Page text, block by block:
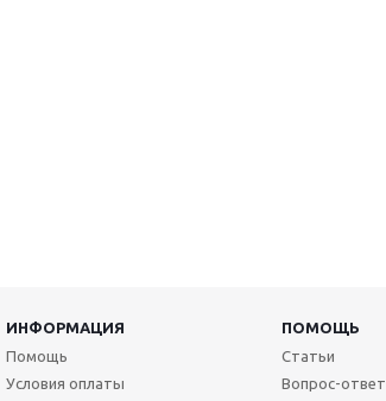
ИНФОРМАЦИЯ
ПОМОЩЬ
Помощь
Условия оплаты
Статьи
Вопрос-ответ